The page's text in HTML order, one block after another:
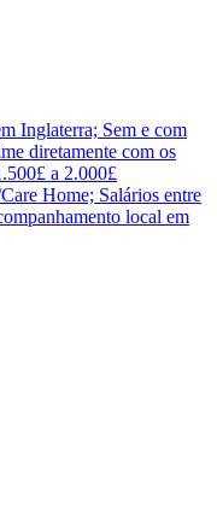
Inglaterra; Sem e com
diretamente com os
a 2.000£
Home; Salários entre
local em